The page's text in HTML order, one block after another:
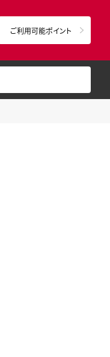
ご利用可能ポイント